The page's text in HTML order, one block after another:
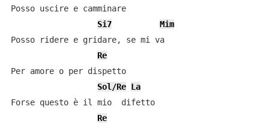
Posso uscire e camminare
Si7
Mim
Posso ridere e gridare, se mi va
Re
Per amore o per dispetto
Sol/Re La
Forse questo è il mio  difetto
Re